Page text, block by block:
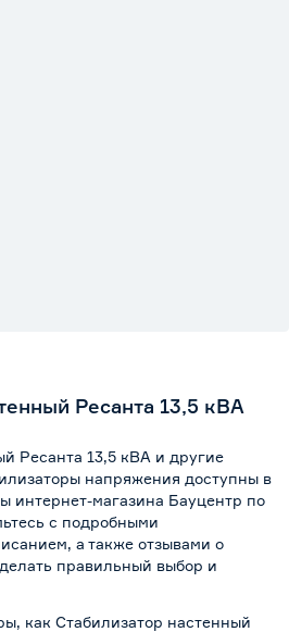
Ресанта 13,5 кВА
Ресанта 13,5 кВА и другие
напряжения доступны в
интернет-магазина Бауцентр по
с подробными
а также отзывами о
правильный выбор и
как Стабилизатор настенный